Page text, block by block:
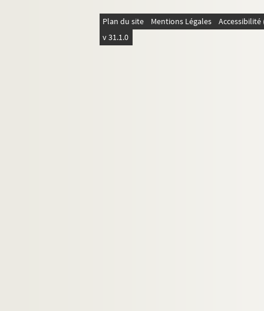
Plan du site Mentions Légales
v 31.1.0